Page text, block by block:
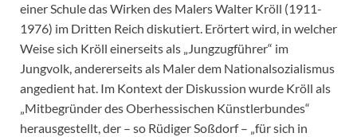
einer Schule das Wirken des Malers Walter Kröll (1911-
1976) im Dritten Reich diskutiert. Erörtert wird, in welcher
Weise sich Kröll einerseits als „Jungzugführer“ im
Jungvolk, andererseits als Maler dem Nationalsozialismus
angedient hat. Im Kontext der Diskussion wurde Kröll als
„Mitbegründer des Oberhessischen Künstlerbundes“
herausgestellt, der – so Rüdiger Soßdorf – „für sich in